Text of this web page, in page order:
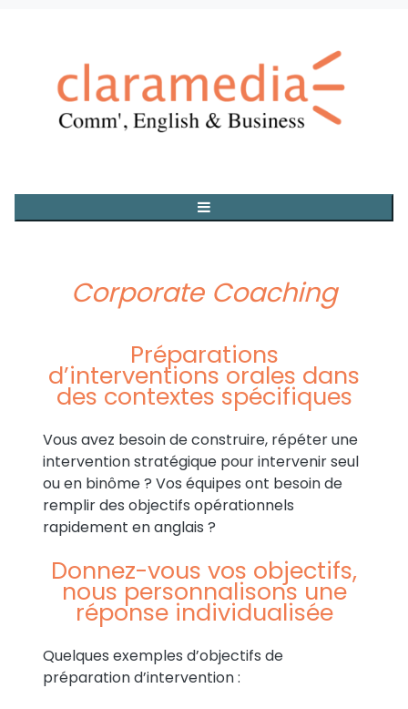
Corporate Coaching
Préparations
d’interventions orales dans
des contextes spécifiques
Vous avez besoin de construire, répéter une
intervention stratégique pour intervenir seul
ou en binôme ? Vos équipes ont besoin de
remplir des objectifs opérationnels
rapidement en anglais ?
Donnez-vous vos objectifs,
nous personnalisons une
réponse individualisée
Quelques exemples d’objectifs de
préparation d’intervention :